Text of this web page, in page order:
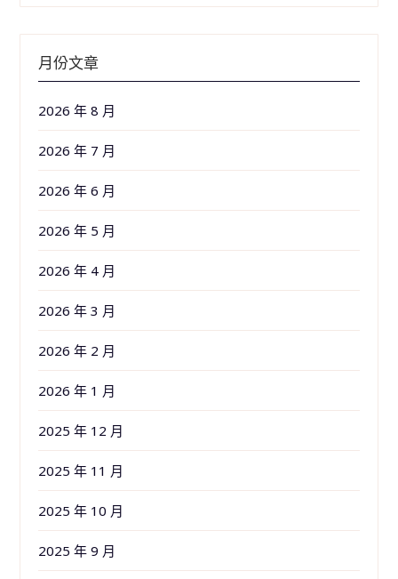
月份文章
2026 年 8 月
2026 年 7 月
2026 年 6 月
2026 年 5 月
2026 年 4 月
2026 年 3 月
2026 年 2 月
2026 年 1 月
2025 年 12 月
2025 年 11 月
2025 年 10 月
2025 年 9 月